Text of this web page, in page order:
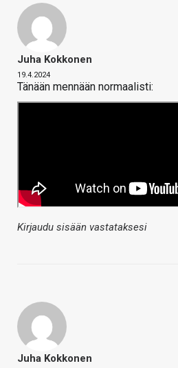
Juha Kokkonen
19.4.2024
Tänään mennään normaalisti:
Kirjaudu sisään vastataksesi
Juha Kokkonen